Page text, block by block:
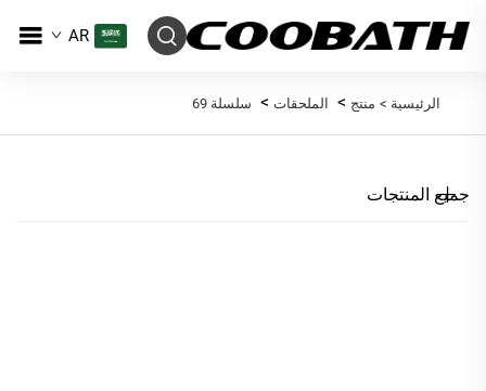
AR
الرئيسية > منتج > الملحقات> سلسلة 69
جميع المنتجات